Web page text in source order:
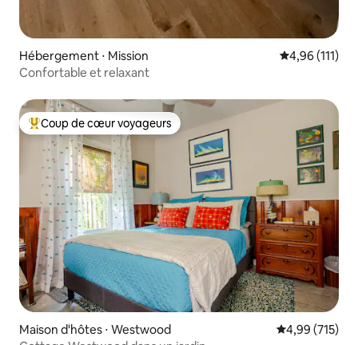
Hébergement ⋅ Mission Évaluation
4,96 (111)
Confortable et relaxant
Coups de cœur voyageurs les plus appréciés
Coup de cœur voyageurs
Maison d'hôtes ⋅ Westwood Évaluation
4,99 (715)